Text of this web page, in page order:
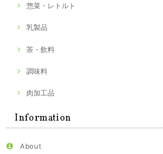
惣菜・レトルト
乳製品
茶・飲料
調味料
肉加工品
Information
About